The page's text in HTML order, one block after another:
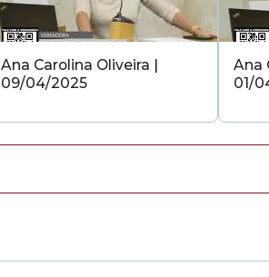
Ana Carolina Oliveira |
09/04/2025
Ana
01/